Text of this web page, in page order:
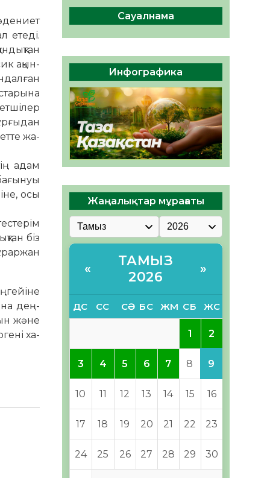
етеді.
ақын-
жа­
адам
осы
біз
дең­
және
ха­­­
Руслан Рүстемұлы облыс
әкімінің кеңесшісі болып
тағайындалды
05.08.2026
57 0
Сауалнама
Инфографика
Жаңалықтар мұрағаты
«
ТАМЫЗ
2026
»
ДС СС СӘ БС ЖМ СБ ЖС
1 2
3 4 5 6 7 8 9
10 11 12 13 14 15 16
17 18 19 20 21 22 23
24 25 26 27 28 29 30